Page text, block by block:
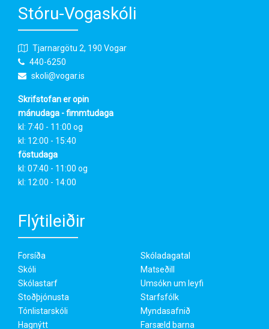
Stóru-Vogaskóli
Tjarnargötu 2, 190 Vogar
440-6250
skoli@vogar.is
Skrifstofan er opin
mánudaga - fimmtudaga
kl: 7:40 - 11:00 og
kl: 12:00 - 15:40
föstudaga
kl: 07:40 - 11:00 og
kl: 12:00 - 14:00
Flýtileiðir
Forsíða
Skóli
Skólastarf
Stoðþjónusta
Tónlistarskóli
Hagnýtt
Skóladagatal
Matseðill
Umsókn um leyfi
Starfsfólk
Myndasafnið
Farsæld barna